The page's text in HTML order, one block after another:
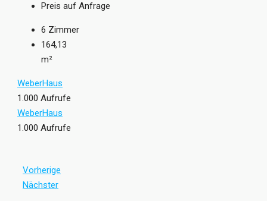
Preis auf Anfrage
6 Zimmer
164,13
m²
WeberHaus
1.000 Aufrufe
WeberHaus
1.000 Aufrufe
Vorherige
Nächster